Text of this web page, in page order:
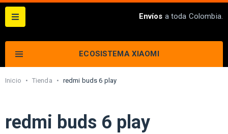
ECOSISTEMA XIAOMI
Envíos a toda Colombia.
Inicio • Tienda • redmi buds 6 play
redmi buds 6 play